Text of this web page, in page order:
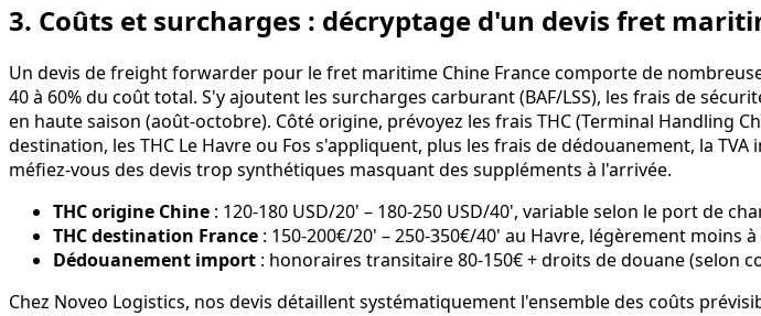
3. Coûts et surcharges : décryptage d'un devis fret
Un devis de freight forwarder pour le fret maritime Chine France comporte de
40 à 60% du coût total. S'y ajoutent les surcharges carburant (BAF/LSS), les frais de
en haute saison (août-octobre). Côté origine, prévoyez les frais THC (Terminal Handling
destination, les THC Le Havre ou Fos s'appliquent, plus les frais de dédouanement, la
méfiez-vous des devis trop synthétiques masquant des suppléments à l'arrivée.
THC origine Chine : 120-180 USD/20' – 180-250 USD/40', variable selon le port de
THC destination France : 150-200€/20' – 250-350€/40' au Havre, légèrement moins à
Dédouanement import : honoraires transitaire 80-150€ + droits de douane (selon
Chez Noveo Logistics, nos devis détaillent systématiquement l'ensemble des coûts